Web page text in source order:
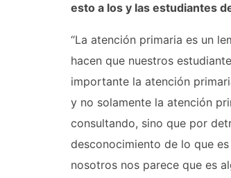
esto a los y las estudiantes
“La atención primaria es un
hacen que nuestros
importante la atención
y no solamente la atención
consultando, sino que por
desconocimiento de lo que
nosotros nos parece que es